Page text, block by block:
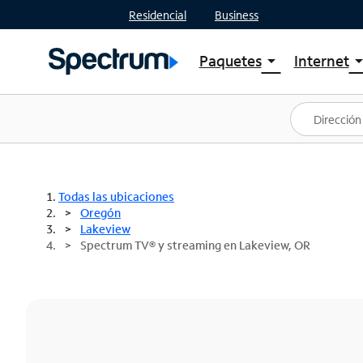
Residencial Business
Paquetesarrow_drop_down
Ver paquetes
Spectrum One
Mejores ofertas
Internetarrow_drop_down
Planes
Todas las ubicaciones
Oregón
Lakeview
Spectrum TV® y streaming en Lakeview, OR